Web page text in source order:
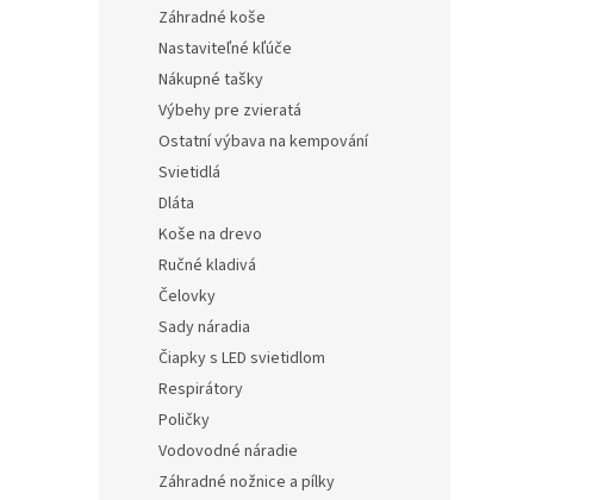
Záhradné koše
Nastaviteľné kľúče
Nákupné tašky
Výbehy pre zvieratá
Ostatní výbava na kempování
Svietidlá
Dláta
Koše na drevo
Ručné kladivá
Čelovky
Sady náradia
Čiapky s LED svietidlom
Respirátory
Poličky
Vodovodné náradie
Záhradné nožnice a pílky